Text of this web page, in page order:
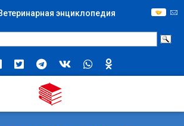
энциклопедия